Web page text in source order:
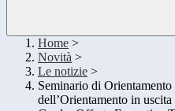
Home >
Novità >
Le notizie >
Seminario di
dell’Orientamento in